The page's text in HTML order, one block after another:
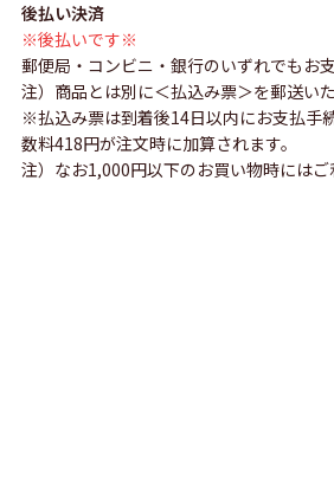
後払い決済
※後払いです※
郵便局・コンビニ・銀行のいずれでもお
注）商品とは別に＜払込み票＞を郵送いた
※払込み票は到着後14日以内にお支払手
数料418円が注文時に加算されます。
注）なお1,000円以下のお買い物時にはご